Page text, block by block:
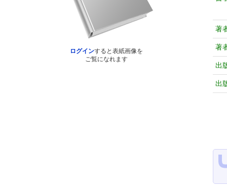
ログインすると表紙画像を
ご覧になれます
著
著
出
出